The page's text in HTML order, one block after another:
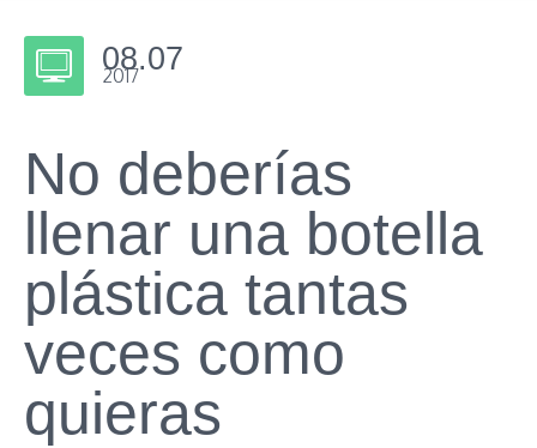
08.07
2017
No deberías
llenar una botella
plástica tantas
veces como
quieras